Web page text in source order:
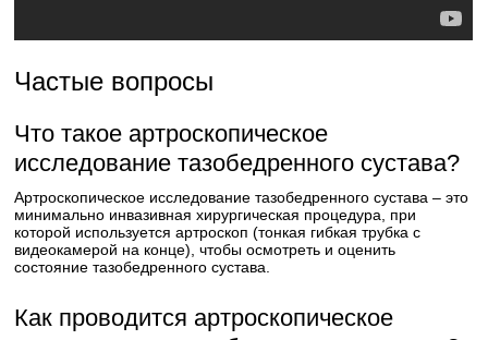
Частые вопросы
Что такое артроскопическое
исследование тазобедренного сустава?
Артроскопическое исследование тазобедренного сустава – это
минимально инвазивная хирургическая процедура, при
которой используется артроскоп (тонкая гибкая трубка с
видеокамерой на конце), чтобы осмотреть и оценить
состояние тазобедренного сустава.
Как проводится артроскопическое